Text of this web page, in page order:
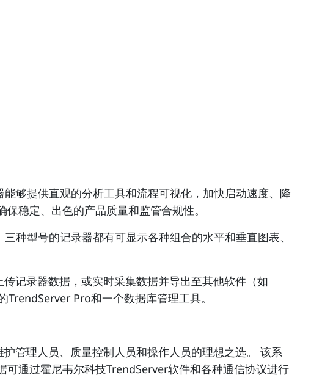
够提供直观的分析工具和流程可视化，加快启动速度、降
稳定、出色的产品质量和监管合规性。
种型号的记录器都有可显示各种组合的水平和垂直图表、
记录器数据，或实时采集数据并导出至其他软件（如
Pro和一个数据库管理工具。
管理人员、质量控制人员和操作人员的理想之选。 该系
通过霍尼韦尔科技TrendServer软件和各种通信协议进行